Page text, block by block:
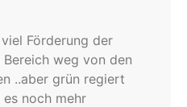
Förderung der
weg von den
..aber grün regiert
noch mehr